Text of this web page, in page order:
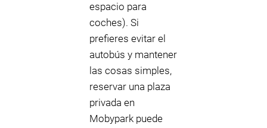
espacio para
coches). Si
prefieres evitar el
autobús y mantener
las cosas simples,
reservar una plaza
privada en
Mobypark puede